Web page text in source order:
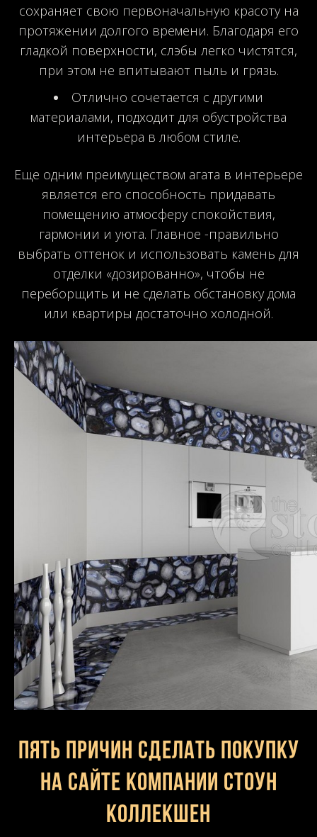
сохраняет свою первоначальную красоту на
протяжении долгого времени. Благодаря его
гладкой поверхности, слэбы легко чистятся,
при этом не впитывают пыль и грязь.
Отлично сочетается с другими
материалами, подходит для обустройства
интерьера в любом стиле.
Еще одним преимуществом агата в интерьере
является его способность придавать
помещению атмосферу спокойствия,
гармонии и уюта. Главное -правильно
выбрать оттенок и использовать камень для
отделки «дозированно», чтобы не
переборщить и не сделать обстановку дома
или квартиры достаточно холодной.
Пять причин сделать покупку
на сайте компании Стоун
Коллекшен